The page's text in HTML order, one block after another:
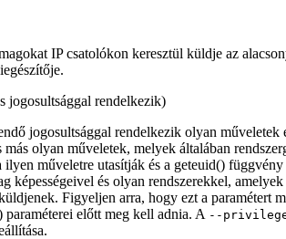
IP csatolókon keresztül küldje az
jogosultsággal rendelkezik)
jogosultsággal rendelkezik olyan műveletek
olyan műveletek, melyek általában
műveletre utasítják és a geteuid()
képességeivel és olyan rendszerekkel,
Figyeljen arra, hogy ezt a paramétert
paraméterei előtt meg kell adnia. A --